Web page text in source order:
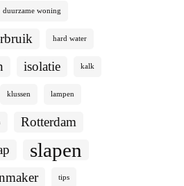
duurzame woning
hard water
isolatie kalk
klussen lampen
Rotterdam
slapen
tips